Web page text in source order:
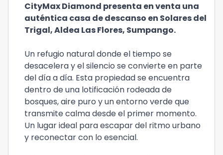
CityMax Diamond presenta en venta una
auténtica casa de descanso en Solares del
Trigal, Aldea Las Flores, Sumpango.
Un refugio natural donde el tiempo se
desacelera y el silencio se convierte en parte
del día a día. Esta propiedad se encuentra
dentro de una lotificación rodeada de
bosques, aire puro y un entorno verde que
transmite calma desde el primer momento.
Un lugar ideal para escapar del ritmo urbano
y reconectar con lo esencial.